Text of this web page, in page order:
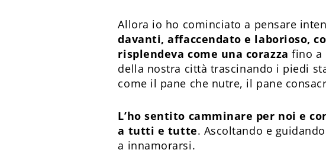
Allora io ho cominciato a pensare
davanti, affaccendato e laborioso,
risplendeva come una corazzafino a
della nostra città trascinando i piedi
come il pane che nutre, il pane
L’ho sentito camminare per noi e
a tutti e tutte. Ascoltando e
a innamorarsi.